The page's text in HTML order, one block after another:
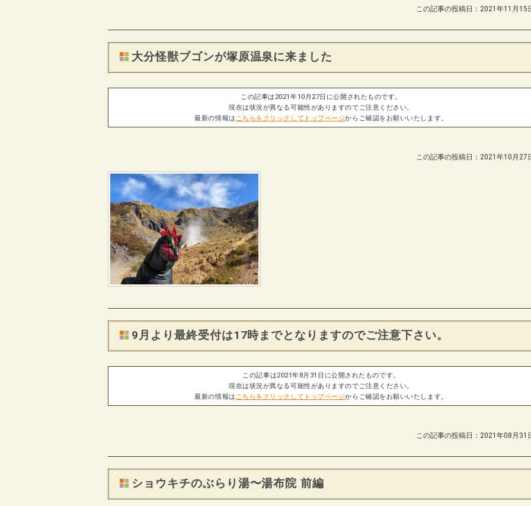
この記事の投稿日：2021年11月15
大分怪獣ブゴンが塚原温泉に来ました
この記事は2021年10月27日に公開されたものです。
現在は状況が異なる可能性がありますのでご注意ください。
最新の情報は こちらをクリックしてトップページからご確認をお願いいたします。
この記事の投稿日：2021年10月27
9月より最終受付は17時までとなりますのでご注意下さい。
この記事は2021年8月31日に公開されたものです。
現在は状況が異なる可能性がありますのでご注意ください。
最新の情報は こちらをクリックしてトップページからご確認をお願いいたします。
この記事の投稿日：2021年08月31
ショウキチのぶらり湯〜湯布院 前編